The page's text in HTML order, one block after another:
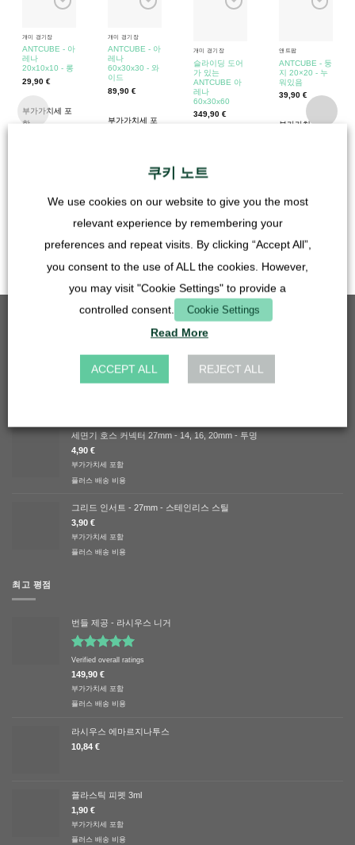
개미 경기장
ANTCUBE - 아
레나
20x10x10 - 롱
29,90 €
부가가치세 포
함
개미 경기장
ANTCUBE - 아
레나
60x30x30 - 와
이드
89,90 €
부가가치세 포
개미 경기장
슬라이딩 도어
가 있는
ANTCUBE 아
레나
60x30x60
349,90 €
플러스
레트 3~7일(영
송
앤트팜
ANTCUBE - 둥
지 20×20 - 누
워있음
39,90€
부가가치세 포
그리드 인서트 - 50mm - 스테인리스 스틸
세면기 호스 커넥터 27mm - 14, 16, 20mm - 투명
4,90 €
부가가치세 포함
플러스 배송 비용
그리드 인서트 - 27mm - 스테인리스 스틸
3,90 €
부가가치세 포함
플러스 배송 비용
최고 평점
번들 제공 - 라시우스 니거
5 중에서
5.00로 평
가됨
Verified overall ratings
149,90 €
부가가치세 포함
플러스 배송 비용
라시우스 에마르지나투스
10,84 €
플라스틱 피펫 3ml
1,90 €
부가가치세 포함
플러스 배송 비용
쿠키 노트
We use cookies on our website to give you the most
relevant experience by remembering your
preferences and repeat visits. By clicking “Accept All”,
you consent to the use of ALL the cookies. However,
you may visit "Cookie Settings" to provide a
controlled consent.
Cookie Settings
Read More
ACCEPT ALL REJECT ALL